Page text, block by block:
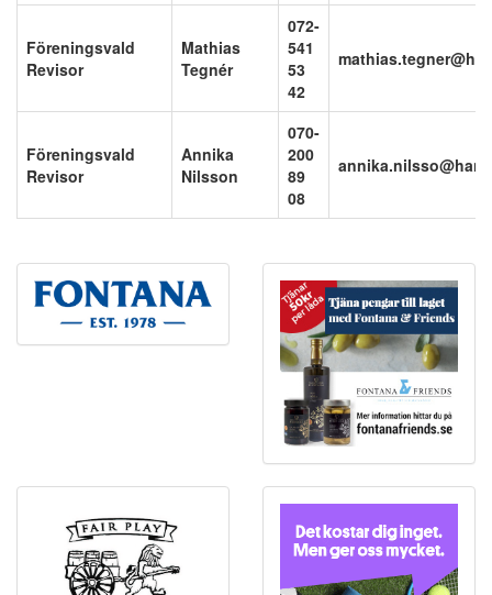
Föreningsvald
Revisor
Mathias
Tegnér
072-
541
53
42
Föreningsvald
Revisor
Annika
Nilsson
070-
200
89
08